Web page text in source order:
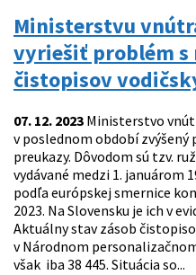
Ministerstvu
vyriešiť problém s
čistopisov
07. 12. 2023 Ministerstvo
v poslednom období zvýšený
preukazy. Dôvodom sú tzv.
vydávané medzi 1. januárom
podľa európskej smernice
2023. Na Slovensku je ich v
Aktuálny stav zásob
v Národnom
však iba 38 445. Situácia so...